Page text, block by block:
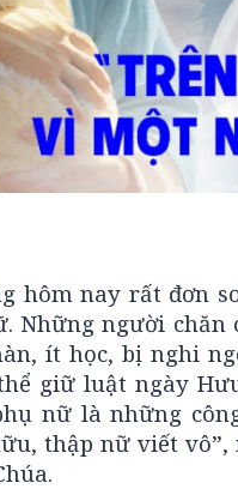
hôm nay rất đơn
Những người
ít học, bị nghi
giữ luật ngày
nữ là những
thập nữ viết